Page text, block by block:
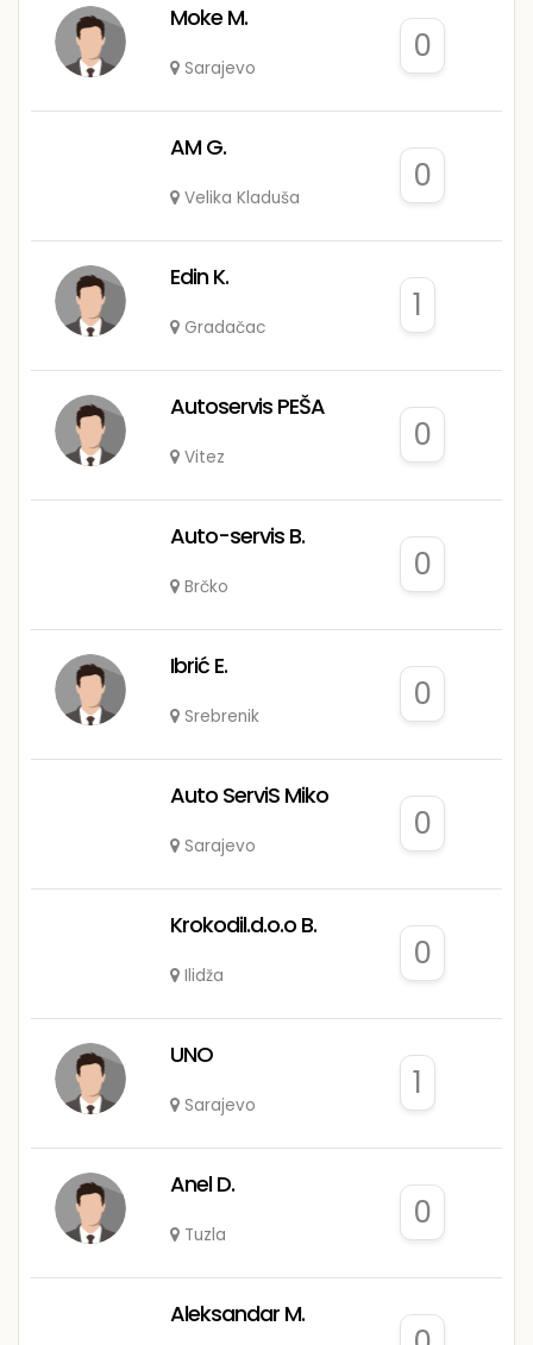
Moke M.
Sarajevo
0
AM G.
Velika Kladuša
0
Edin K.
Gradačac
1
Autoservis PEŠA
Vitez
0
Auto-servis B.
Brčko
0
Ibrić E.
Srebrenik
0
Auto ServiS Miko
Sarajevo
0
Krokodil.d.o.o B.
Ilidža
0
UNO
Sarajevo
1
Anel D.
Tuzla
0
Aleksandar M.